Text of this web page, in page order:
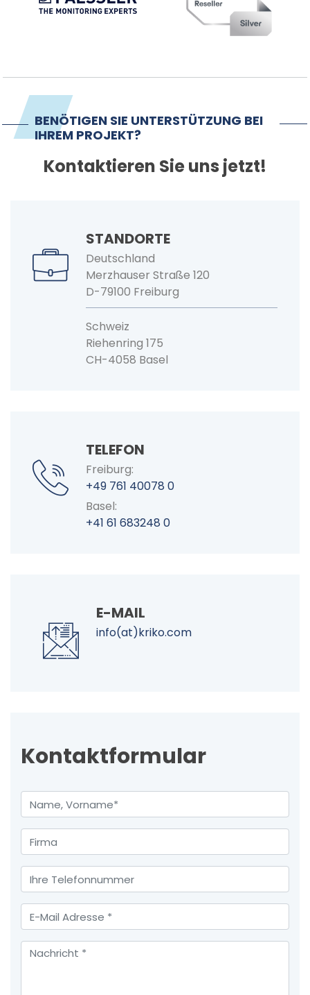
BENÖTIGEN SIE UNTERSTÜTZUNG BEI
IHREM PROJEKT?
Kontaktieren Sie uns jetzt!
STANDORTE
Deutschland
Merzhauser Straße 120
D-79100 Freiburg
Schweiz
Riehenring 175
CH-4058 Basel
TELEFON
Freiburg:
+49 761 40078 0
Basel:
+41 61 683248 0
E-MAIL
info(at)kriko.com
Kontaktformular